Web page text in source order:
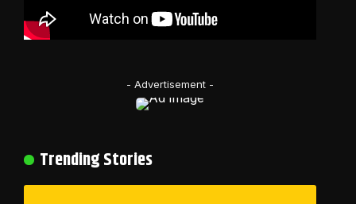
- Advertisement -
Trending Stories